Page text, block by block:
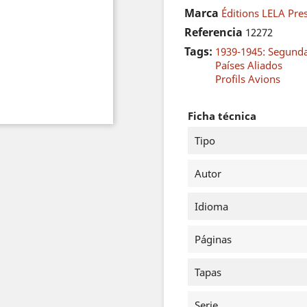
Marca Éditions LELA
Referencia 12272
Tags: 1939-1945:
Países Aliados
Profils Avions
Ficha técnica
Tipo
Autor
Idioma
Páginas
Tapas